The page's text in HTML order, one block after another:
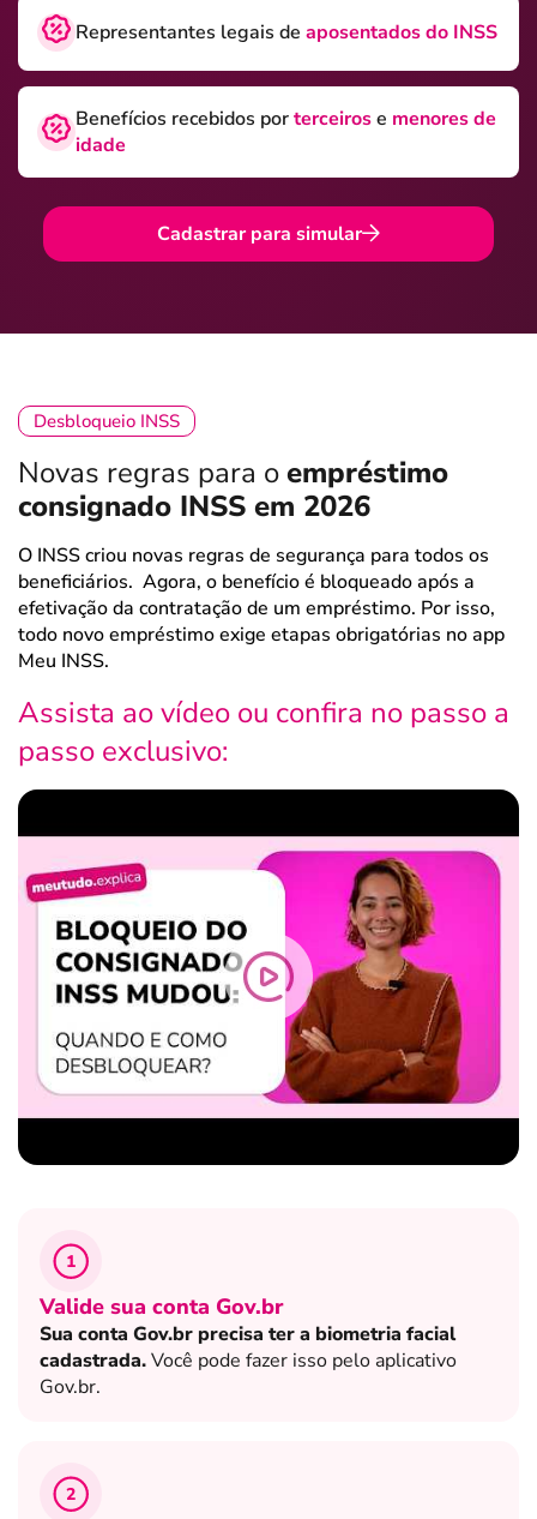
Representantes legais de aposentados do INSS
Benefícios recebidos porterceirose menores de
idade
Cadastrar para simular
Desbloqueio INSS
Novas regras para oempréstimo
consignado INSS em 2026
O INSS criou novas regras de segurança para todos os
beneficiários. Agora, o benefício é bloqueado após a
efetivação da contratação de um empréstimo. Por isso,
todo novo empréstimo exige etapas obrigatórias no app
Meu INSS.
Assista ao vídeo ou confira no passo a
passo exclusivo:
1
Valide sua conta Gov.br
Sua conta Gov.br precisa ter a biometria facial
cadastrada.Você pode fazer isso pelo aplicativo
Gov.br.
2